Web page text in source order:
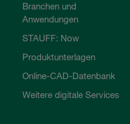
Branchen und
Anwendungen
STAUFF: Now
Produktunterlagen
Online-CAD-Datenbank
Weitere digitale Services